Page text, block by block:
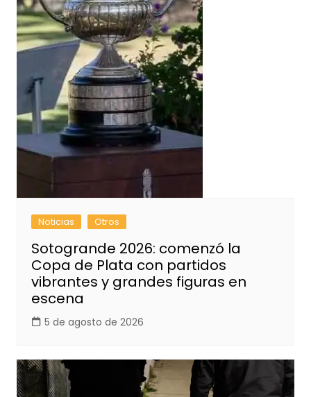
Noticias Otros
Sotogrande 2026: comenzó la
Copa de Plata con partidos
vibrantes y grandes figuras en
escena
5 de agosto de 2026